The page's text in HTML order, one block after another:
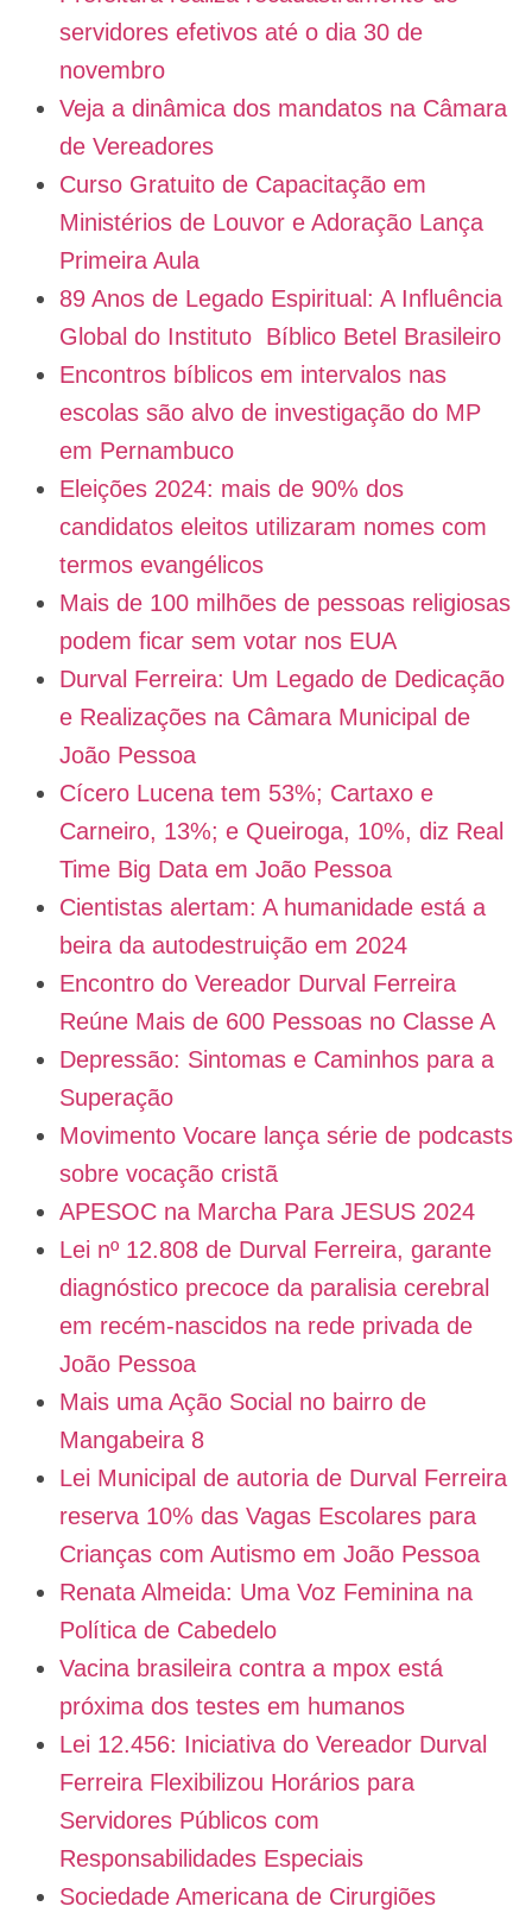
servidores efetivos até o dia 30 de
novembro
Veja a dinâmica dos mandatos na Câmara
de Vereadores
Curso Gratuito de Capacitação em
Ministérios de Louvor e Adoração Lança
Primeira Aula
89 Anos de Legado Espiritual: A Influência
Global do Instituto Bíblico Betel Brasileiro
Encontros bíblicos em intervalos nas
escolas são alvo de investigação do MP
em Pernambuco
Eleições 2024: mais de 90% dos
candidatos eleitos utilizaram nomes com
termos evangélicos
Mais de 100 milhões de pessoas religiosas
podem ficar sem votar nos EUA
Durval Ferreira: Um Legado de Dedicação
e Realizações na Câmara Municipal de
João Pessoa
Cícero Lucena tem 53%; Cartaxo e
Carneiro, 13%; e Queiroga, 10%, diz Real
Time Big Data em João Pessoa
Cientistas alertam: A humanidade está a
beira da autodestruição em 2024
Encontro do Vereador Durval Ferreira
Reúne Mais de 600 Pessoas no Classe A
Depressão: Sintomas e Caminhos para a
Superação
Movimento Vocare lança série de podcasts
sobre vocação cristã
APESOC na Marcha Para JESUS 2024
Lei nº 12.808 de Durval Ferreira, garante
diagnóstico precoce da paralisia cerebral
em recém-nascidos na rede privada de
João Pessoa
Mais uma Ação Social no bairro de
Mangabeira 8
Lei Municipal de autoria de Durval Ferreira
reserva 10% das Vagas Escolares para
Crianças com Autismo em João Pessoa
Renata Almeida: Uma Voz Feminina na
Política de Cabedelo
Vacina brasileira contra a mpox está
próxima dos testes em humanos
Lei 12.456: Iniciativa do Vereador Durval
Ferreira Flexibilizou Horários para
Servidores Públicos com
Responsabilidades Especiais
Sociedade Americana de Cirurgiões